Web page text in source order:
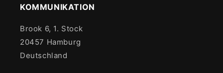
KOMMUNIKATION
Brook 6, 1. Stock
20457 Hamburg
Deutschland